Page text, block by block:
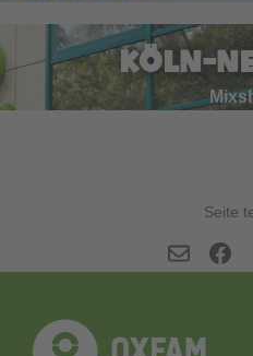
Köln-
Seite